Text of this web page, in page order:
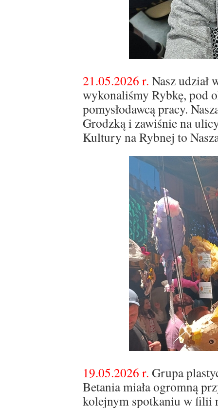
21.05.2026 r. Nasz
wykonaliśmy Rybkę, pod
pomysłodawcą pracy.
Grodzką i zawiśnie na
Kultury na Rybnej to
19.05.2026 r. Grupa
Betania miała ogromną
kolejnym spotkaniu w